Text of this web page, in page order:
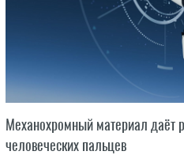
Механохромный материал даёт
человеческих пальцев